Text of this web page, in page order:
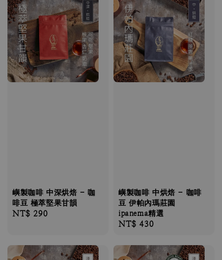
嶼製咖啡 中深烘焙 - 咖
啡豆 極萃堅果甘韻
Regular
NT$ 290
嶼製咖啡 中烘焙 - 咖啡
豆 伊帕內瑪莊園
ipanema精選
Regular
NT$ 430